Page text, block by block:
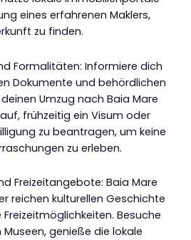
eines erfahrenen Maklers,
zu finden.
Formalitäten: Informiere dich
Dokumente und behördlichen
Umzug nach Baia Mare
frühzeitig ein Visum oder
zu beantragen, um keine
zu erleben.
Freizeitangebote: Baia Mare
reichen kulturellen Geschichte
Besuche
genieße die lokale